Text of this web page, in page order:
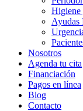
Higiene
Ayudas
Nosotros
Agenda tu cita
Financiación
Pagos en línea
Blog
Contacto